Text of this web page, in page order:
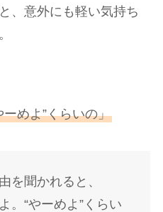
、意外にも軽い気持ち
めよ”くらいの」
を聞かれると、
。“やーめよ”くらい